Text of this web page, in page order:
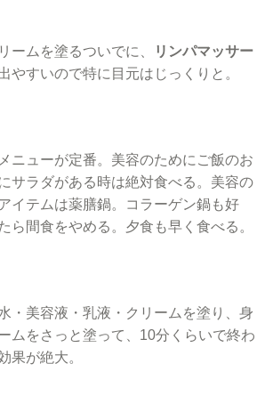
ームを塗るついでに、
リンパマッサー
やすいので特に目元はじっくりと。
ニューが定番。美容のためにご飯のお
サラダがある時は絶対食べる。美容の
イテムは薬膳鍋。コラーゲン鍋も好
ら間食をやめる。夕食も早く食べる。
・美容液・乳液・クリームを塗り、身
ムをさっと塗って、10分くらいで終わ
果が絶大。